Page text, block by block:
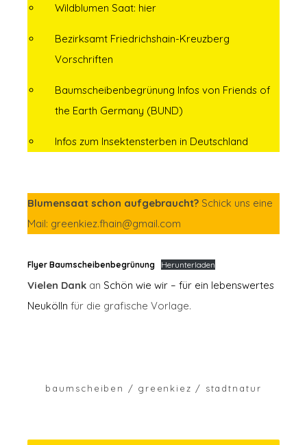
Wildblumen Saat: hier
Bezirksamt Friedrichshain-Kreuzberg
Vorschriften
Baumscheibenbegrünung Infos von Friends of
the Earth Germany (BUND)
Infos zum Insektensterben in Deutschland
Blumensaat schon aufgebraucht? Schick uns eine
Mail: greenkiez.fhain@gmail.com
Flyer Baumscheibenbegrünung Herunterladen
Vielen Dank an Schön wie wir – für ein lebenswertes
Neukölln für die grafische Vorlage.
baumscheiben greenkiez stadtnatur